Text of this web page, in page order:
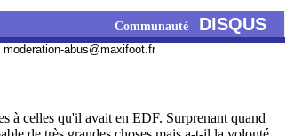
Communauté DISQUS
moderation-abus@maxifoot.fr